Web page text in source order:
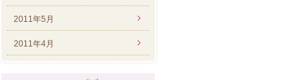
2011年5月
2011年4月